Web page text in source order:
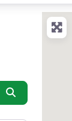
Szukaj